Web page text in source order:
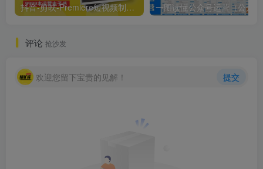
抖音-剪映-Premiere短视频制作从新手到高手-by-王斐
评论 抢沙发
欢迎您留下宝贵的见解！ 提交